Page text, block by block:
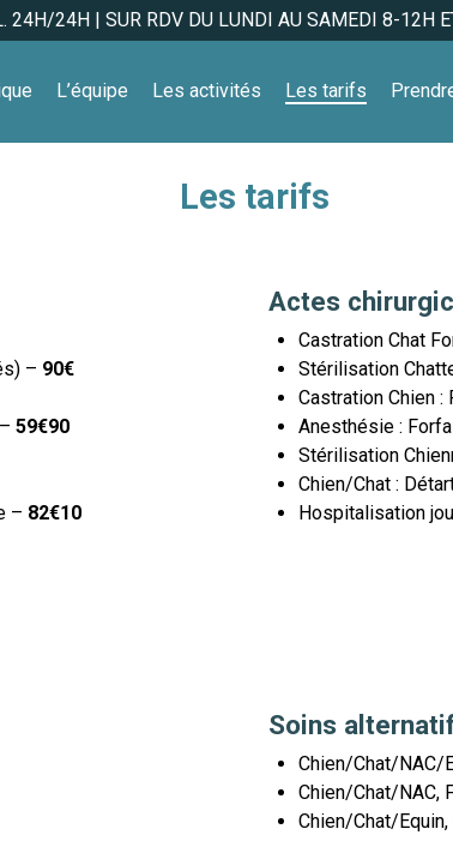
24H/24H | SUR RDV DU LUNDI AU SAMEDI 8-12H
L’équipe Les activités Les tarifs
Les tarifs
– 90€
59€90
– 82€10
Actes
Castration Chat
Stérilisation
Castration Chien :
Anesthésie :
Stérilisation
Chien/Chat :
Hospitalisation
Soins
Chien/Chat/NAC/
Chien/Chat/NAC,
Chien/Chat/